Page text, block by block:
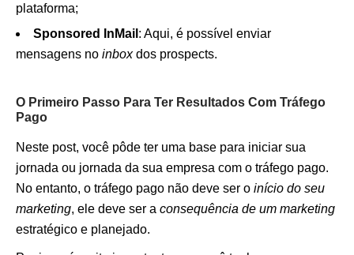
plataforma;
Sponsored InMail : Aqui, é possível enviar
mensagens no inboxdos prospects.
O Primeiro Passo Para Ter Resultados Com Tráfego
Pago
Neste post, você pôde ter uma base para iniciar sua
jornada ou jornada da sua empresa com o tráfego pago.
No entanto, o tráfego pago não deve ser o início do seu
marketing, ele deve ser a consequência de um marketing
estratégico e planejado.